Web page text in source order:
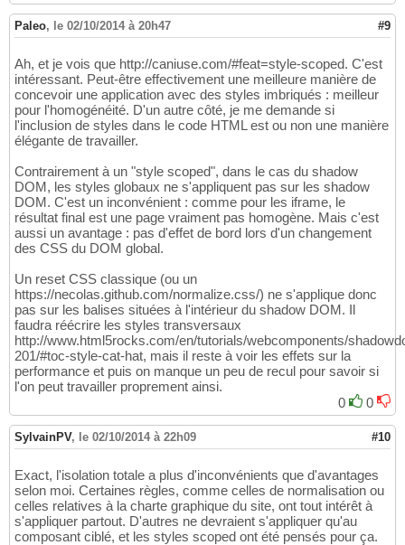
Paleo, le 02/10/2014 à 20h47 #9
Ah, et je vois que http://caniuse.com/#feat=style-scoped. C'est
intéressant. Peut-être effectivement une meilleure manière de
concevoir une application avec des styles imbriqués : meilleur
pour l'homogénéité. D'un autre côté, je me demande si
l'inclusion de styles dans le code HTML est ou non une manière
élégante de travailler.
Contrairement à un "style scoped", dans le cas du shadow
DOM, les styles globaux ne s'appliquent pas sur les shadow
DOM. C'est un inconvénient : comme pour les iframe, le
résultat final est une page vraiment pas homogène. Mais c'est
aussi un avantage : pas d'effet de bord lors d'un changement
des CSS du DOM global.
Un reset CSS classique (ou un
https://necolas.github.com/normalize.css/) ne s'applique donc
pas sur les balises situées à l'intérieur du shadow DOM. Il
faudra réécrire les styles transversaux
http://www.html5rocks.com/en/tutorials/webcomponents/
201/#toc-style-cat-hat, mais il reste à voir les effets sur la
performance et puis on manque un peu de recul pour savoir si
l'on peut travailler proprement ainsi.
0
0
SylvainPV, le 02/10/2014 à 22h09 #10
Exact, l'isolation totale a plus d'inconvénients que d'avantages
selon moi. Certaines règles, comme celles de normalisation ou
celles relatives à la charte graphique du site, ont tout intérêt à
s'appliquer partout. D'autres ne devraient s'appliquer qu'au
composant ciblé, et les styles scoped ont été pensés pour ça.